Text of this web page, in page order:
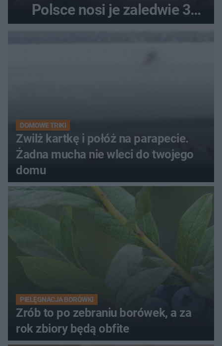
Polsce nosi je zaledwie 3
DOMOWE TRIKI
Zwilż kartkę i połóż na parapecie.
Żadna mucha nie wleci do twojego
domu
PIELĘGNACJA BORÓWKI
Zrób to po zebraniu borówek, a za
rok zbiory będą obfite